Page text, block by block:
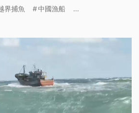
界捕魚 中國漁船 ...